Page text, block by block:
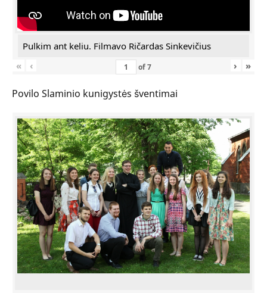
Pulkim ant keliu. Filmavo Ričardas Sinkevičius
«
‹ of7 › »
Povilo Slaminio kunigystės šventimai